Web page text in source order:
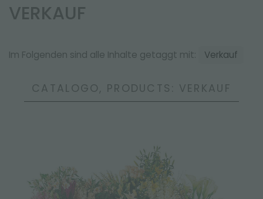
SUCHERGEBNISSE:
VERKAUF
Im Folgenden sind alle Inhalte getaggt mit: Verkauf
CATALOGO, PRODUCTS: VERKAUF